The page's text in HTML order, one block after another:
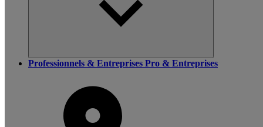
Professionnels & Entreprises Pro & Entreprises